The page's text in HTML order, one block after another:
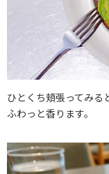
ひとくち頬張ってみる
ふわっと香ります。